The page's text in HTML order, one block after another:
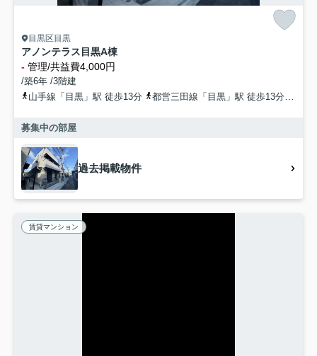
目黒区目黒
アノンテラス目黒A棟
- 管理/共益費4,000円
/築6年 /3階建
山手線「目黒」駅 徒歩13分
都営三田線「目黒」駅 徒歩13分
募集中の部屋
過去掲載物件
賃貸マンション